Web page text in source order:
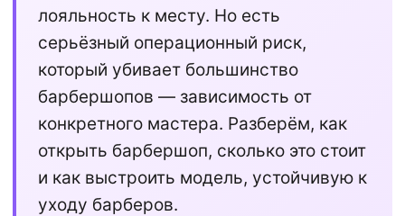
лояльность к месту. Но есть
серьёзный операционный риск,
который убивает большинство
барбершопов — зависимость от
конкретного мастера. Разберём, как
открыть барбершоп, сколько это стоит
и как выстроить модель, устойчивую к
уходу барберов.